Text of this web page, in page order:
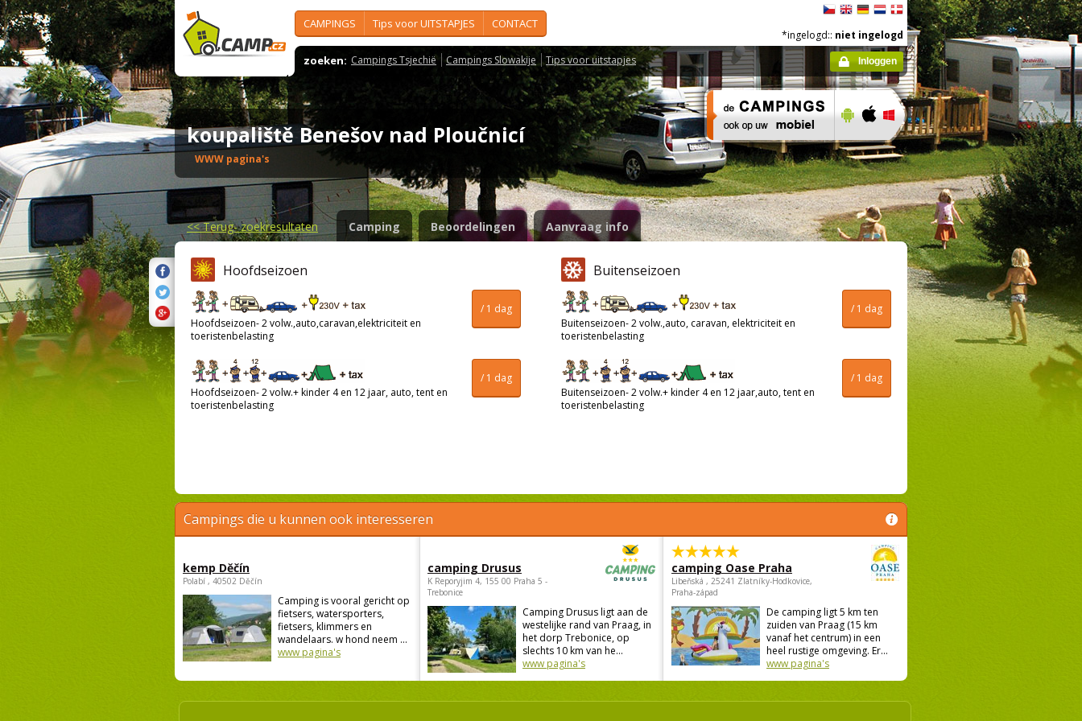
CAMPINGS Tips voor UITSTAPJES CONTACT
zoeken: Campings Tsjechië Campings Slowakije Tips voor uitstapjes
*ingelogd:: niet ingelogd
Inloggen
koupaliště Benešov nad Ploučnicí
WWW pagina's
<<Terug- zoekresultaten Camping Beoordelingen Aanvraag info
Hoofdseizoen
/ 1 dag
Hoofdseizoen- 2 volw.,auto,caravan,elektriciteit en
toeristenbelasting
/ 1 dag
Hoofdseizoen- 2 volw.+ kinder 4 en 12 jaar, auto, tent en
toeristenbelasting
Buitenseizoen
/ 1 dag
Buitenseizoen- 2 volw.,auto, caravan, elektriciteit en
toeristenbelasting
/ 1 dag
Buitenseizoen- 2 volw.+ kinder 4 en 12 jaar,auto, tent en
toeristenbelasting
Campings die u kunnen ook interesseren
kemp Děčín
Polabí , 40502 Děčín
Camping is vooral gericht op
fietsers, watersporters,
fietsers, klimmers en
wandelaars. w hond neem ...
www pagina's
camping Drusus
K Reporyjim 4, 155 00 Praha 5 -
Trebonice
Camping Drusus ligt aan de
westelijke rand van Praag, in
het dorp Trebonice, op
slechts 10 km van he...
www pagina's
camping Oase Praha
Libeňská , 25241 Zlatníky-Hodkovice,
Praha-západ
De camping ligt 5 km ten
zuiden van Praag (15 km
vanaf het centrum) in een
heel rustige omgeving. Er...
www pagina's